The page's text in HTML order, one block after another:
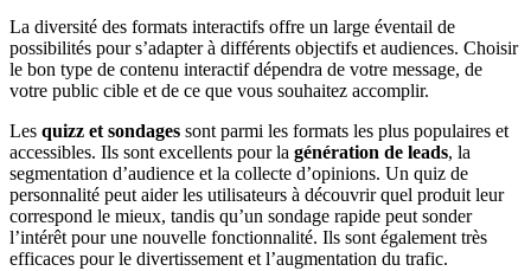
La diversité des formats interactifs offre un large éventail de
possibilités pour s’adapter à différents objectifs et audiences. Choisir
le bon type de contenu interactif dépendra de votre message, de
votre public cible et de ce que vous souhaitez accomplir.
Les quizz et sondages sont parmi les formats les plus populaires et
accessibles. Ils sont excellents pour la génération de leads, la
segmentation d’audience et la collecte d’opinions. Un quiz de
personnalité peut aider les utilisateurs à découvrir quel produit leur
correspond le mieux, tandis qu’un sondage rapide peut sonder
l’intérêt pour une nouvelle fonctionnalité. Ils sont également très
efficaces pour le divertissement et l’augmentation du trafic.